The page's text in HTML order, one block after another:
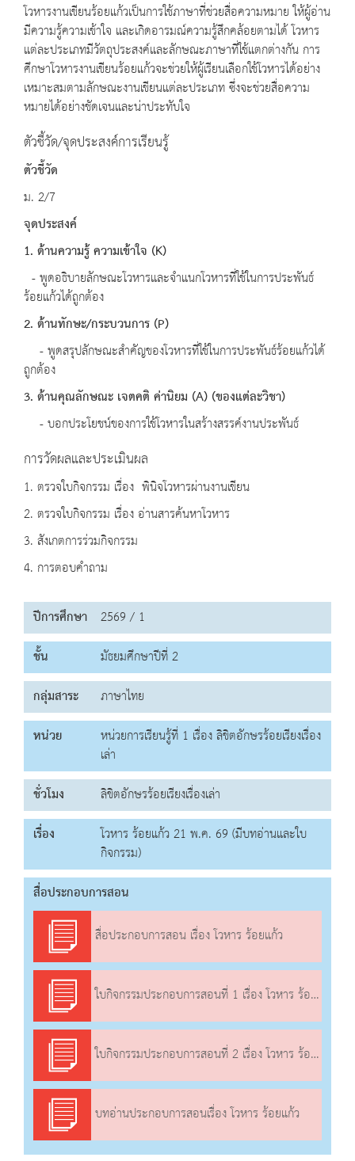
โวหารงานเขียนร้อยแก้วเป็นการใช้ภาษาที่ช่วยสื่อความหมาย ให้ผู้อ่าน
มีความรู้ความเข้าใจ และเกิดอารมณ์ความรู้สึกคล้อยตามได้ โวหาร
แต่ละประเภทมีวัตถุประสงค์และลักษณะภาษาที่ใช้แตกต่างกัน การ
ศึกษาโวหารงานเขียนร้อยแก้วจะช่วยให้ผู้เรียนเลือกใช้โวหารได้อย่าง
เหมาะสมตามลักษณะงานเขียนแต่ละประเภท ซึ่งจะช่วยสื่อความ
หมายได้อย่างชัดเจนและน่าประทับใจ
ตัวชี้วัด/จุดประสงค์การเรียนรู้
ตัวชี้วัด
ม. 2/7
จุดประสงค์
1. ด้านความรู้ ความเข้าใจ (K)
- พูดอธิบายลักษณะโวหารและจำแนกโวหารที่ใช้ในการประพันธ์
ร้อยแก้วได้ถูกต้อง
2. ด้านทักษะ/กระบวนการ (P)
- พูดสรุปลักษณะสำคัญของโวหารที่ใช้ในการประพันธ์ร้อยแก้วได้
ถูกต้อง
3. ด้านคุณลักษณะ เจตคติ ค่านิยม (A) (ของแต่ละวิชา)
- บอกประโยชน์ของการใช้โวหารในสร้างสรรค์งานประพันธ์
การวัดผลและประเมินผล
1. ตรวจใบกิจกรรม เรื่อง พินิจโวหารผ่านงานเขียน
2. ตรวจใบกิจกรรม เรื่อง อ่านสารค้นหาโวหาร
3. สังเกตการร่วมกิจกรรม
4. การตอบคำถาม
ปีการศึกษา 2569 / 1
ชั้น
มัธยมศึกษาปีที่ 2
กลุ่มสาระ
ภาษาไทย
หน่วย
หน่วยการเรียนรู้ที่ 1 เรื่อง ลิขิตอักษรร้อยเรียงเรื่อง
เล่า
ชั่วโมง
ลิขิตอักษรร้อยเรียงเรื่องเล่า
เรื่อง
โวหาร ร้อยแก้ว 21 พ.ค. 69 (มีบทอ่านและใบ
กิจกรรม)
สื่อประกอบการสอน
สื่อประกอบการสอน เรื่อง โวหาร ร้อยแก้ว
ใบกิจกรรมประกอบการสอนที่ 1 เรื่อง โวหาร ร้อยแก้ว
ใบกิจกรรมประกอบการสอนที่ 2 เรื่อง โวหาร ร้อยแก้ว
บทอ่านประกอบการสอนเรื่อง โวหาร ร้อยแก้ว